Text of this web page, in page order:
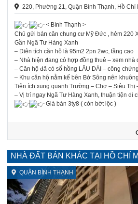
220, Phường 21, Quận Bình Thạnh, Hồ Chí
< Bình Thạnh >
Chủ gửi bán căn chung cư Mỹ Đức , hẻm 220
Gần Ngã Tư Hàng Xanh
– Diện tích căn hộ là 95m2 2pn 2wc, tầng cao
– Nhà hiện đang có hợp đồng thuê – xem nhà
– Căn hộ đã có sổ hồng LÂU DÀI – công
– Khu căn hộ nằm kế bên Bờ Sông nên
Tiện ích xung quanh Trường – Chợ – Siêu Thị
– Vị trí ngay Ngã Tư Hàng Xanh, thuận tiện di
Giá bán 3ty8 ( còn bớt lộc )
NHÀ ĐẤT BÁN KHÁC TẠI HỒ CHÍ
QUẬN BÌNH THẠNH